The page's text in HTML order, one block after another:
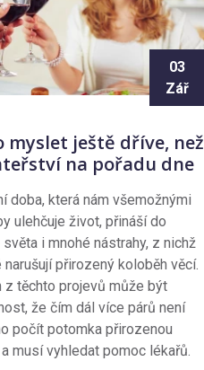
03
Zář
myslet ještě dříve, než
na pořadu dne
doba, která nám všemožnými
ulehčuje život, přináší do
světa i mnohé nástrahy, z nichž
narušují přirozený koloběh věcí.
z těchto projevů může být
že čím dál více párů není
počít potomka přirozenou
musí vyhledat pomoc lékařů.